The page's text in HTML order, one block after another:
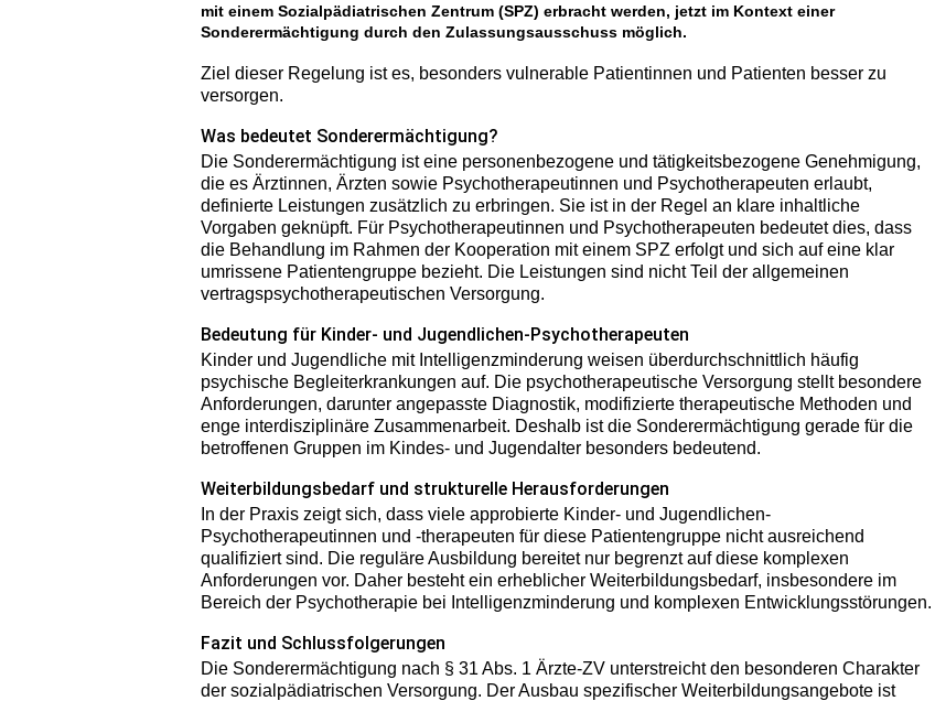
mit einem Sozialpädiatrischen Zentrum (SPZ) erbracht werden, jetzt im Kontext einer
Sonderermächtigung durch den Zulassungsausschuss möglich.
Ziel dieser Regelung ist es, besonders vulnerable Patientinnen und Patienten besser zu
versorgen.
Was bedeutet Sonderermächtigung?
Die Sonderermächtigung ist eine personenbezogene und tätigkeitsbezogene Genehmigung,
die es Ärztinnen, Ärzten sowie Psychotherapeutinnen und Psychotherapeuten erlaubt,
definierte Leistungen zusätzlich zu erbringen. Sie ist in der Regel an klare inhaltliche
Vorgaben geknüpft. Für Psychotherapeutinnen und Psychotherapeuten bedeutet dies, dass
die Behandlung im Rahmen der Kooperation mit einem SPZ erfolgt und sich auf eine klar
umrissene Patientengruppe bezieht. Die Leistungen sind nicht Teil der allgemeinen
vertragspsychotherapeutischen Versorgung.
Bedeutung für Kinder- und Jugendlichen-Psychotherapeuten
Kinder und Jugendliche mit Intelligenzminderung weisen überdurchschnittlich häufig
psychische Begleiterkrankungen auf. Die psychotherapeutische Versorgung stellt besondere
Anforderungen, darunter angepasste Diagnostik, modifizierte therapeutische Methoden und
enge interdisziplinäre Zusammenarbeit. Deshalb ist die Sonderermächtigung gerade für die
betroffenen Gruppen im Kindes- und Jugendalter besonders bedeutend.
Weiterbildungsbedarf und strukturelle Herausforderungen
In der Praxis zeigt sich, dass viele approbierte Kinder- und Jugendlichen-
Psychotherapeutinnen und -therapeuten für diese Patientengruppe nicht ausreichend
qualifiziert sind. Die reguläre Ausbildung bereitet nur begrenzt auf diese komplexen
Anforderungen vor. Daher besteht ein erheblicher Weiterbildungsbedarf, insbesondere im
Bereich der Psychotherapie bei Intelligenzminderung und komplexen Entwicklungsstörungen.
Fazit und Schlussfolgerungen
Die Sonderermächtigung nach § 31 Abs. 1 Ärzte-ZV unterstreicht den besonderen Charakter
der sozialpädiatrischen Versorgung. Der Ausbau spezifischer Weiterbildungsangebote ist